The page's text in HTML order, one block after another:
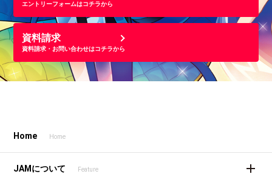
エントリーフォームはコチラから
資料請求
資料請求・お問い合わせはコチラから
Home Home
JAMについて Feature